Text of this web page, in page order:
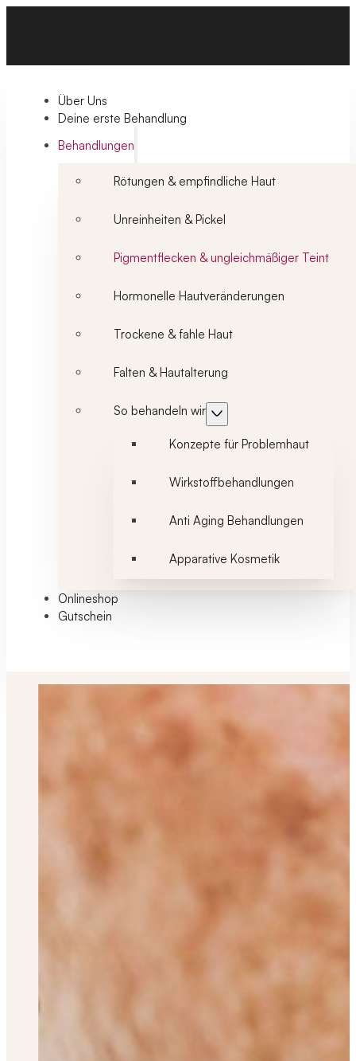
Über Uns
Deine erste Behandlung
Behandlungen
Rötungen & empfindliche Haut
Unreinheiten & Pickel
Pigmentflecken & ungleichmäßiger Teint
Hormonelle Hautveränderungen
Trockene & fahle Haut
Falten & Hautalterung
So behandeln wir
Konzepte für Problemhaut
Wirkstoffbehandlungen
Anti Aging Behandlungen
Apparative Kosmetik
Onlineshop
Gutschein